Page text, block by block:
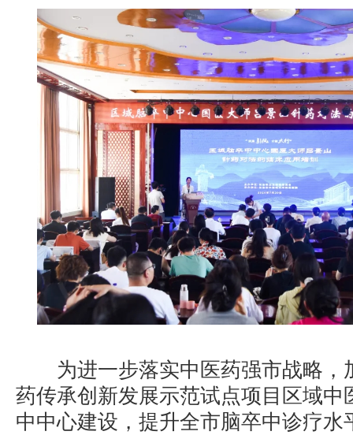
为进一步落实中医药强市战略，
药传承创新发展示范试点项目区域中
中中心建设，提升全市脑卒中诊疗水